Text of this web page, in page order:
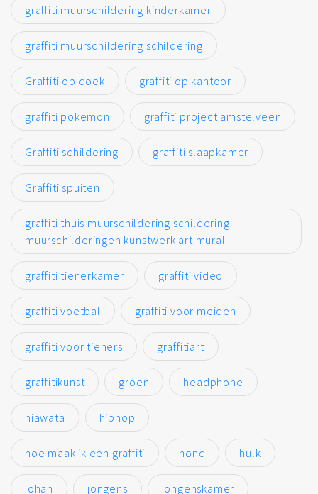
graffiti muurschildering kinderkamer
graffiti muurschildering schildering
Graffiti op doek graffiti op kantoor
graffiti pokemon graffiti project amstelveen
Graffiti schildering graffiti slaapkamer
Graffiti spuiten
graffiti thuis muurschildering schildering
muurschilderingen kunstwerk art mural
graffiti tienerkamer graffiti video
graffiti voetbal graffiti voor meiden
graffiti voor tieners graffitiart
graffitikunst groen headphone
hiawata hiphop
hoe maak ik een graffiti hond hulk
johan jongens jongenskamer